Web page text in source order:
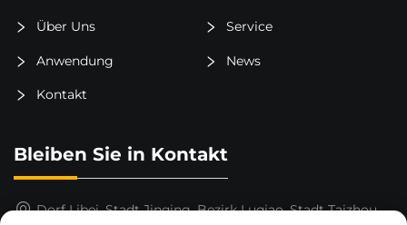
Über Uns Service
Anwendung News
Kontakt
Bleiben Sie in Kontakt
Dorf Libei, Stadt Jinqing, Bezirk Luqiao, Stadt Taizhou,